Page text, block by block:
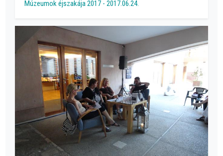
Múzeumok éjszakája 2017 - 2017.06.24.